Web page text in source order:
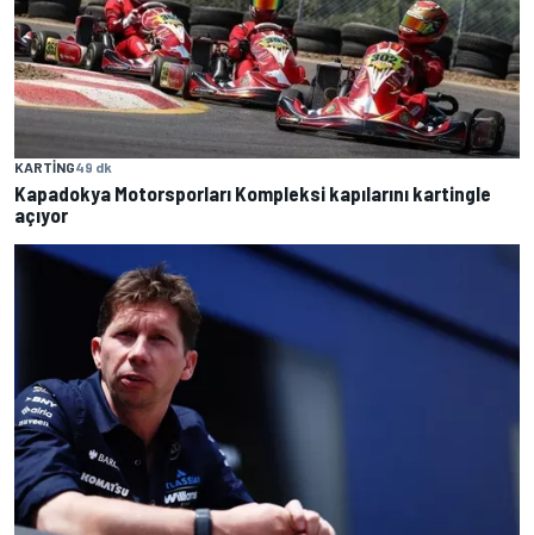
KARTING49 dk
Kapadokya Motorsporları Kompleksi kapılarını kartingle
açıyor